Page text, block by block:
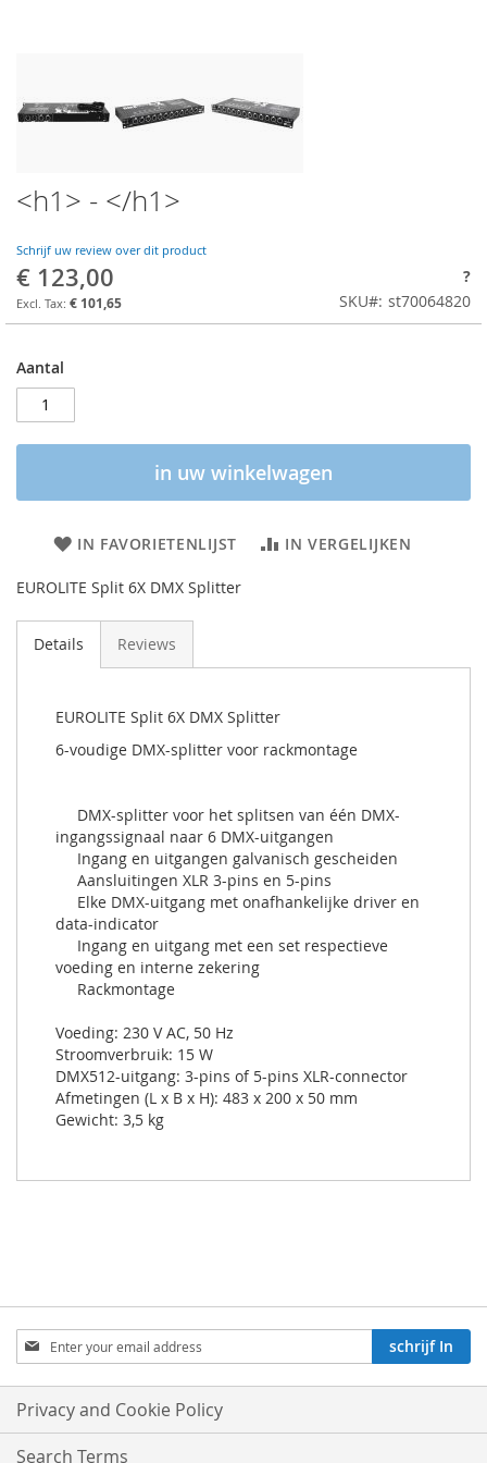
<h1> - </h1>
Schrijf uw review over dit product
€ 123,00
€ 101,65
?
SKU
st70064820
Aantal
in uw winkelwagen
IN FAVORIETENLIJST IN VERGELIJKEN
EUROLITE Split 6X DMX Splitter
Details Reviews
EUROLITE Split 6X DMX Splitter
6-voudige DMX-splitter voor rackmontage
DMX-splitter voor het splitsen van één DMX-
ingangssignaal naar 6 DMX-uitgangen
Ingang en uitgangen galvanisch gescheiden
Aansluitingen XLR 3-pins en 5-pins
Elke DMX-uitgang met onafhankelijke driver en
data-indicator
Ingang en uitgang met een set respectieve
voeding en interne zekering
Rackmontage
Voeding: 230 V AC, 50 Hz
Stroomverbruik: 15 W
DMX512-uitgang: 3-pins of 5-pins XLR-connector
Afmetingen (L x B x H): 483 x 200 x 50 mm
Gewicht: 3,5 kg
Aboneren
op
onze
nieuwsbrief:
schrijf In
Privacy and Cookie Policy
Search Terms